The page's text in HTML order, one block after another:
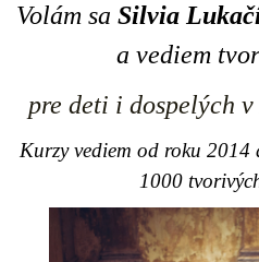
Volám sa Silvia
a vediem
pre deti i dospelých
Kurzy vediem od roku 2014
1000